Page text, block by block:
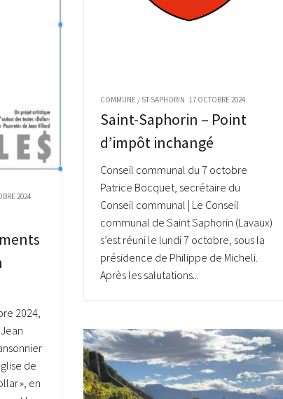
COMMUNE / ST-SAPHORIN 17 OCTOBRE 2024
Saint-Saphorin – Point
d’impôt inchangé
Conseil communal du 7 octobre
Patrice Bocquet, secrétaire du
Conseil communal | Le Conseil
communal de Saint Saphorin (Lavaux)
s’est réuni le lundi 7 octobre, sous la
présidence de Philippe de Micheli.
Après les salutations...
2024
2024,
de
», en